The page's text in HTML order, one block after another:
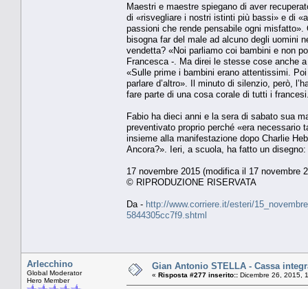
Maestri e maestre spiegano di aver
di «risvegliare i nostri istinti più bassi» e di
passioni che rende pensabile ogni
bisogna far del male ad alcuno degli uomini
vendetta? «Noi parliamo coi bambini e non
Francesca -. Ma direi le stesse cose anche
«Sulle prime i bambini erano attentissimi.
parlare d’altro». Il minuto di silenzio, però,
fare parte di una cosa corale di tutti i
Fabio ha dieci anni e la sera di sabato sua
preventivato proprio perché «era necessario
insieme alla manifestazione dopo Charlie
Ancora?». Ieri, a scuola, ha fatto un
17 novembre 2015 (modifica il 17 novembre
© RIPRODUZIONE RISERVATA
Da - http://www.corriere.it/esteri/
5844305cc7f9.shtml
Arlecchino
Global Moderator
Hero Member
Gian Antonio STELLA - Cassa
« Risposta #277 inserito:: Dicembre 26, 2015,